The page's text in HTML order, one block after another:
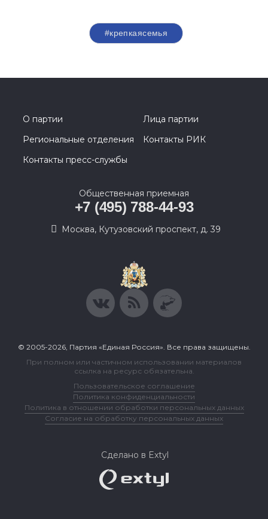
#крепкаясемья
О партии
Лица партии
Региональные отделения
Контакты РИК
Контакты пресс-службы
Общественная приемная
+7 (495) 788-44-93
Москва, Кутузовский проспект, д. 39
© 2005-2026, Партия «Единая Россия». Все права защищены.
При полном или частичном использовании материалов
ссылка на ресурс обязательна.
Пользовательское соглашение
Политика конфиденциальности
Политика в отношении обработки персональных данных
Согласие на обработку персональных данных
Сделано в Extyl